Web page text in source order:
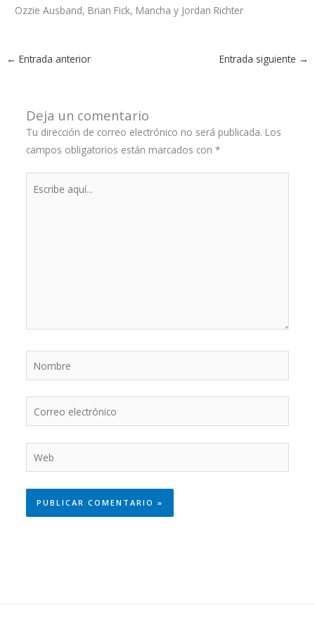
Ozzie Ausband, Brian Fick, Mancha y Jordan Richter
← Entrada anterior Entrada siguiente →
Deja un comentario
Tu dirección de correo electrónico no será publicada. Los
campos obligatorios están marcados con *
Nombre
electrónico